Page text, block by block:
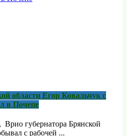
области Егор Ковальчук с
в Почепе
губернатора Брянской
с рабочей ...